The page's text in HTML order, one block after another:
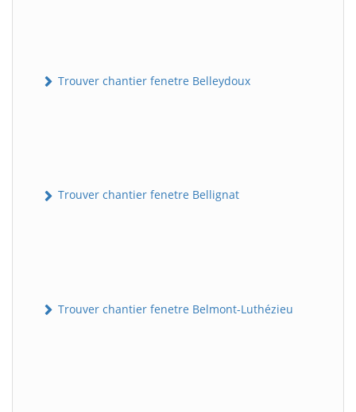
Trouver chantier fenetre Belleydoux
Trouver chantier fenetre Bellignat
Trouver chantier fenetre Belmont-Luthézieu